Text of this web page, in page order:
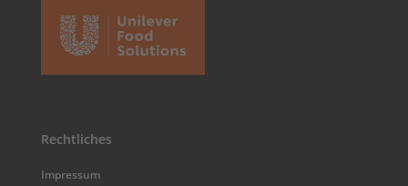
Rechtliches
Impressum